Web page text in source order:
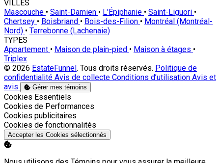
VILLES
Mascouche • Saint-Damien • L'Épiphanie • Saint-Liguori •
Chertsey • Boisbriand • Bois-des-Filion • Montréal (Montréal-
Nord) • Terrebonne (Lachenaie)
TYPES
Appartement • Maison de plain-pied • Maison à étages •
Triplex
© 2026 EstateFunnel . Tous droits réservés. Politique de
confidentialité Avis de collecte Conditions d’utilisation Avis et
avis
Gérer mes témoins
Activer
Cookies Essentiels
Activer
Cookies de Performances
Activer
Cookies publicitaires
Activer
Cookies de fonctionnalités
Accepter les Cookies sélectionnés